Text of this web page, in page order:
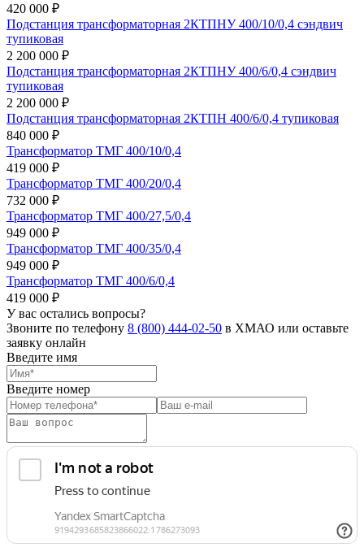
420 000 ₽
Подстанция трансформаторная 2КТПНУ 400/10/0,4 сэндвич
тупиковая
2 200 000 ₽
Подстанция трансформаторная 2КТПНУ 400/6/0,4 сэндвич
тупиковая
2 200 000 ₽
Подстанция трансформаторная 2КТПН 400/6/0,4 тупиковая
840 000 ₽
Трансформатор ТМГ 400/10/0,4
419 000 ₽
Трансформатор ТМГ 400/20/0,4
732 000 ₽
Трансформатор ТМГ 400/27,5/0,4
949 000 ₽
Трансформатор ТМГ 400/35/0,4
949 000 ₽
Трансформатор ТМГ 400/6/0,4
419 000 ₽
У вас остались вопросы?
Звоните по телефону 8 (800) 444-02-50 в ХМАО или оставьте
заявку онлайн
Введите имя
Введите номер